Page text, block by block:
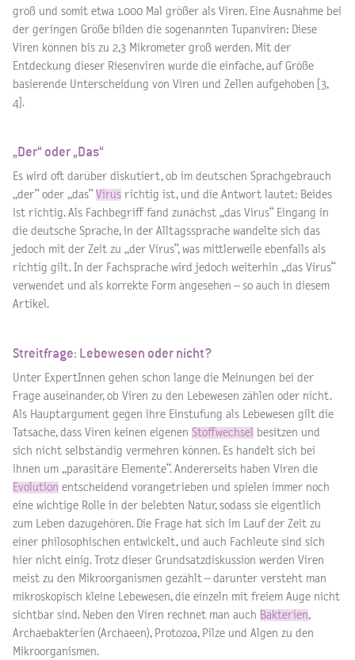
groß und somit etwa 1.000 Mal größer als Viren. Eine Ausnahme bei
der geringen Größe bilden die sogenannten Tupanviren: Diese
Viren können bis zu 2,3 Mikrometer groß werden. Mit der
Entdeckung dieser Riesenviren wurde die einfache, auf Größe
basierende Unterscheidung von Viren und Zellen aufgehoben [3,
4].
„Der“ oder „Das“
Es wird oft darüber diskutiert, ob im deutschen Sprachgebrauch
„der“ oder „das“ Virus richtig ist, und die Antwort lautet: Beides
ist richtig. Als Fachbegriff fand zunächst „das Virus“ Eingang in
die deutsche Sprache, in der Alltagssprache wandelte sich das
jedoch mit der Zeit zu „der Virus“, was mittlerweile ebenfalls als
richtig gilt. In der Fachsprache wird jedoch weiterhin „das Virus“
verwendet und als korrekte Form angesehen – so auch in diesem
Artikel.
Streitfrage: Lebewesen oder nicht?
Unter ExpertInnen gehen schon lange die Meinungen bei der
Frage auseinander, ob Viren zu den Lebewesen zählen oder nicht.
Als Hauptargument gegen ihre Einstufung als Lebewesen gilt die
Tatsache, dass Viren keinen eigenen Stoffwechsel
besitzen und
sich nicht selbständig vermehren können. Es handelt sich bei
ihnen um „parasitäre Elemente“. Andererseits haben Viren die
Evolution entscheidend vorangetrieben und spielen immer noch
eine wichtige Rolle in der belebten Natur, sodass sie eigentlich
zum Leben dazugehören. Die Frage hat sich im Lauf der Zeit zu
einer philosophischen entwickelt, und auch Fachleute sind sich
hier nicht einig. Trotz dieser Grundsatzdiskussion werden Viren
meist zu den Mikroorganismen gezählt – darunter versteht man
mikroskopisch kleine Lebewesen, die einzeln mit freiem Auge nicht
sichtbar sind. Neben den Viren rechnet man auch Bakterien,
Archaebakterien (Archaeen), Protozoa, Pilze und Algen zu den
Mikroorganismen.